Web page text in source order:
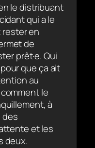
le distribuant
qui a le
rester en
de
prêt·e. Qui
que ça ait
au
le
à
des
et les
deux.